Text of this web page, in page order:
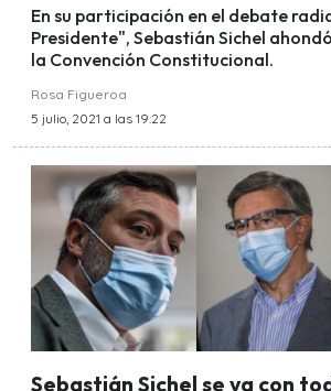
En su participación en el debate
Presidente", Sebastián Sichel
la Convención Constitucional.
Rosa Figueroa
5 julio, 2021 a las 19:22
Sebastián Sichel se va con